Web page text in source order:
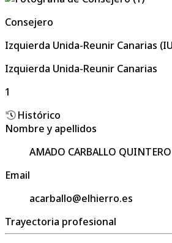
Consejero
Izquierda Unida-Reunir Canarias
Izquierda Unida-Reunir Canarias
1
Histórico
Nombre y apellidos
AMADO CARBALLO QUINTERO
Email
acarballo@elhierro.es
Trayectoria profesional